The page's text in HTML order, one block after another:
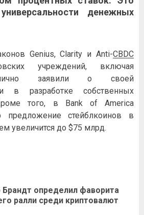
денежных
Genius, Clarity и Anti-CBDC
учреждений, включая
заявили о своей
в разработке собственных
того, в Bank of America
предложение стейблкоинов в
увеличится до $75 млрд.
Брандт определил фаворита
ралли среди криптовалют